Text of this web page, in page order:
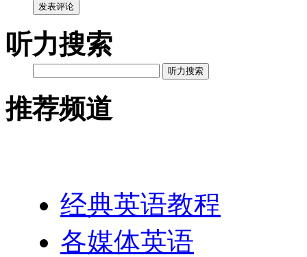
发表评论
听力搜索
听力搜索
推荐频道
经典英语教程
各媒体英语